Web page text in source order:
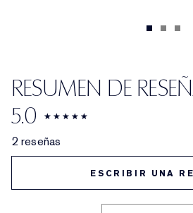
RESUMEN DE
5.0
2 reseñas
ESCRIBIR UNA